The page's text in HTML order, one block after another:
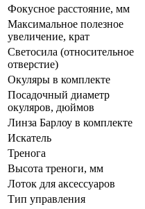
Фокусное расстояние, мм
Максимальное полезное
увеличение, крат
Светосила (относительное
отверстие)
Окуляры в комплекте
Посадочный диаметр
окуляров, дюймов
Линза Барлоу в комплекте
Искатель
Тренога
Высота треноги, мм
Лоток для аксессуаров
Тип управления